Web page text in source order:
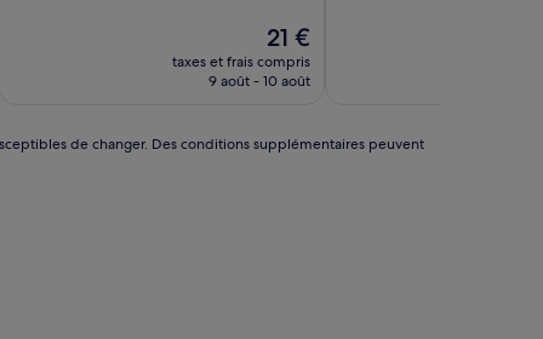
Le
nouveau
prix
21 €
21 €
taxes et frais compris
9 août - 10 août
de changer. Des conditions supplémentaires peuvent